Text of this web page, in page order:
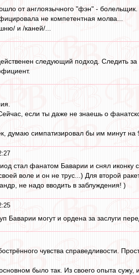
от англоязычного "фэн" - болельщик.
не компетентная молва...
и /каней/...
следующий подход. Следить за
если ты даже не знаешь о
думаю симпатизировал бы им минут на
стал фанатом Баварии и снял
воле и он не трус...) Для второй
не надо вводить в заблуждения! )
Баварии могут и ордена за заслуги
чувства справедливости.
было так. Из своего опыта сужу,